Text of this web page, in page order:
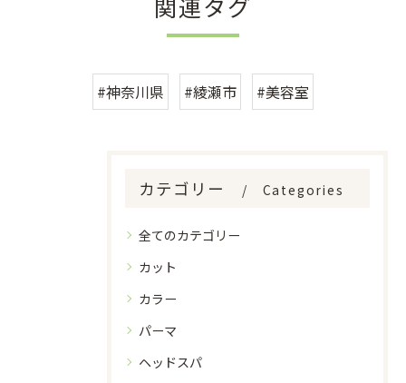
#神奈川県 #綾瀬市 #美容室
カテゴリー Categories
全てのカテゴリー
カット
カラー
パーマ
ヘッドスパ